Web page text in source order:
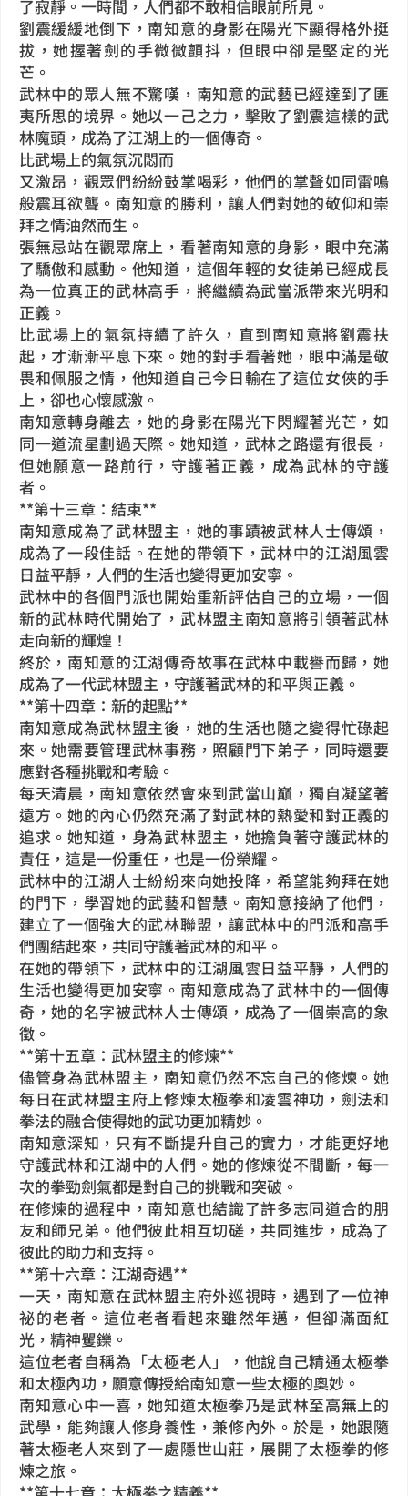
了寂靜。一時間，人們都不敢相信眼前所見。
劉震緩緩地倒下，南知意的身影在陽光下顯得格外挺
拔，她握著劍的手微微顫抖，但眼中卻是堅定的光
芒。
武林中的眾人無不驚嘆，南知意的武藝已經達到了匪
夷所思的境界。她以一己之力，擊敗了劉震這樣的武
林魔頭，成為了江湖上的一個傳奇。
比武場上的氣氛沉悶而
又激昂，觀眾們紛紛鼓掌喝彩，他們的掌聲如同雷鳴
般震耳欲聾。南知意的勝利，讓人們對她的敬仰和崇
拜之情油然而生。
張無忌站在觀眾席上，看著南知意的身影，眼中充滿
了驕傲和感動。他知道，這個年輕的女徒弟已經成長
為一位真正的武林高手，將繼續為武當派帶來光明和
正義。
比武場上的氣氛持續了許久，直到南知意將劉震扶
起，才漸漸平息下來。她的對手看著她，眼中滿是敬
畏和佩服之情，他知道自己今日輸在了這位女俠的手
上，卻也心懷感激。
南知意轉身離去，她的身影在陽光下閃耀著光芒，如
同一道流星劃過天際。她知道，武林之路還有很長，
但她願意一路前行，守護著正義，成為武林的守護
者。
**第十三章：結束**
南知意成為了武林盟主，她的事蹟被武林人士傳頌，
成為了一段佳話。在她的帶領下，武林中的江湖風雲
日益平靜，人們的生活也變得更加安寧。
武林中的各個門派也開始重新評估自己的立場，一個
新的武林時代開始了，武林盟主南知意將引領著武林
走向新的輝煌！
終於，南知意的江湖傳奇故事在武林中載譽而歸，她
成為了一代武林盟主，守護著武林的和平與正義。
**第十四章：新的起點**
南知意成為武林盟主後，她的生活也隨之變得忙碌起
來。她需要管理武林事務，照顧門下弟子，同時還要
應對各種挑戰和考驗。
每天清晨，南知意依然會來到武當山巔，獨自凝望著
遠方。她的內心仍然充滿了對武林的熱愛和對正義的
追求。她知道，身為武林盟主，她擔負著守護武林的
責任，這是一份重任，也是一份榮耀。
武林中的江湖人士紛紛來向她投降，希望能夠拜在她
的門下，學習她的武藝和智慧。南知意接納了他們，
建立了一個強大的武林聯盟，讓武林中的門派和高手
們團結起來，共同守護著武林的和平。
在她的帶領下，武林中的江湖風雲日益平靜，人們的
生活也變得更加安寧。南知意成為了武林中的一個傳
奇，她的名字被武林人士傳頌，成為了一個崇高的象
徵。
**第十五章：武林盟主的修煉**
儘管身為武林盟主，南知意仍然不忘自己的修煉。她
每日在武林盟主府上修煉太極拳和凌雲神功，劍法和
拳法的融合使得她的武功更加精妙。
南知意深知，只有不斷提升自己的實力，才能更好地
守護武林和江湖中的人們。她的修煉從不間斷，每一
次的拳勁劍氣都是對自己的挑戰和突破。
在修煉的過程中，南知意也結識了許多志同道合的朋
友和師兄弟。他們彼此相互切磋，共同進步，成為了
彼此的助力和支持。
**第十六章：江湖奇遇**
一天，南知意在武林盟主府外巡視時，遇到了一位神
祕的老者。這位老者看起來雖然年邁，但卻滿面紅
光，精神矍鑠。
這位老者自稱為「太極老人」，他說自己精通太極拳
和太極內功，願意傳授給南知意一些太極的奧妙。
南知意心中一喜，她知道太極拳乃是武林至高無上的
武學，能夠讓人修身養性，兼修內外。於是，她跟隨
著太極老人來到了一處隱世山莊，展開了太極拳的修
煉之旅。